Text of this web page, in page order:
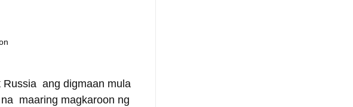
ang digmaan mula
maaring magkaroon ng